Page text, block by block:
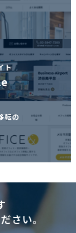
ト
転の
さい。